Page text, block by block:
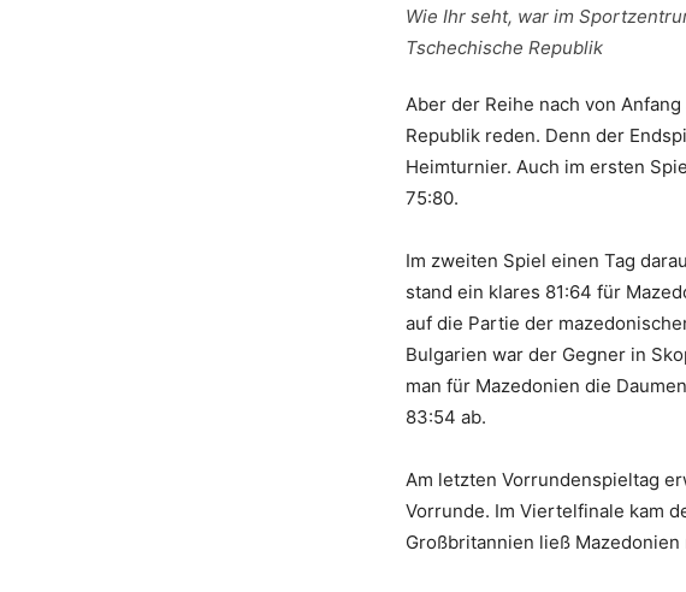
Wie Ihr seht, war im
Tschechische Republik
Aber der Reihe nach von
Republik reden. Denn der
Heimturnier. Auch im ersten
75:80.
Im zweiten Spiel einen Tag
stand ein klares 81:64 für
auf die Partie der
Bulgarien war der Gegner in
man für Mazedonien die
83:54 ab.
Am letzten Vorrundenspieltag
Vorrunde. Im Viertelfinale kam
Großbritannien ließ